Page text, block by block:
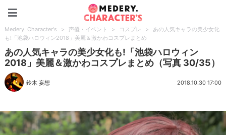
Medery. Character's > 声優・イベント > コスプレ >
あの人気キャラの美少女化
も!「池袋ハロウィン2018」美麗＆激かわコスプレまとめ
あの人気キャラの美少女化も!「池袋ハロウィン
2018」美麗＆激かわコスプレまとめ（写真 30/35）
鈴木 妄想 2018.10.30 17:00